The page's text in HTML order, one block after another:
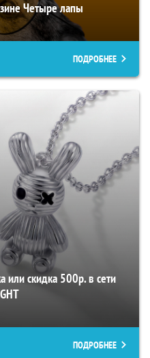
Четыре лапы
ПОДРОБНЕЕ
или скидка 500р. в сети
ПОДРОБНЕЕ